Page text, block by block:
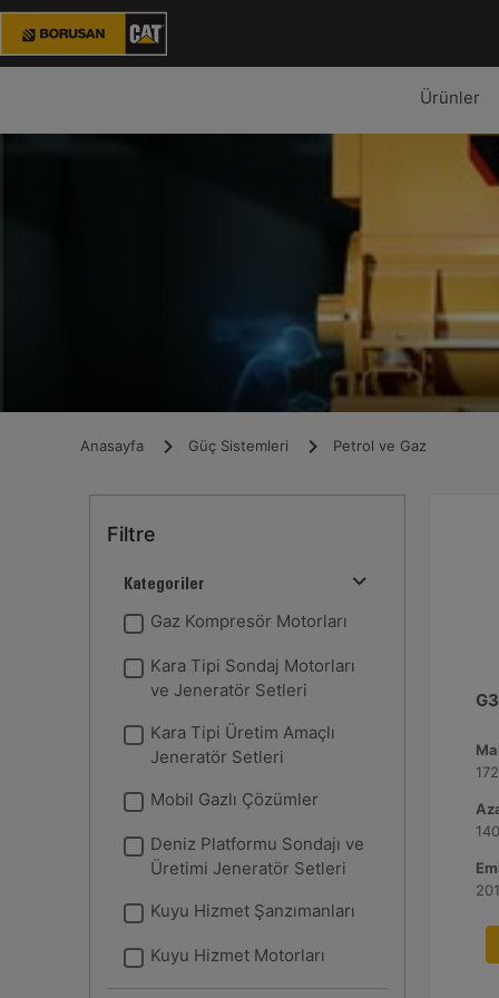
Ürünler
Anasayfa Güç Sistemleri Petrol ve Gaz
Filtre
Kategoriler
Gaz Kompresör Motorları
Kara Tipi Sondaj Motorları
ve Jeneratör Setleri
Kara Tipi Üretim Amaçlı
Jeneratör Setleri
Mobil Gazlı Çözümler
Deniz Platformu Sondajı ve
Üretimi Jeneratör Setleri
Kuyu Hizmet Şanzımanları
Kuyu Hizmet Motorları